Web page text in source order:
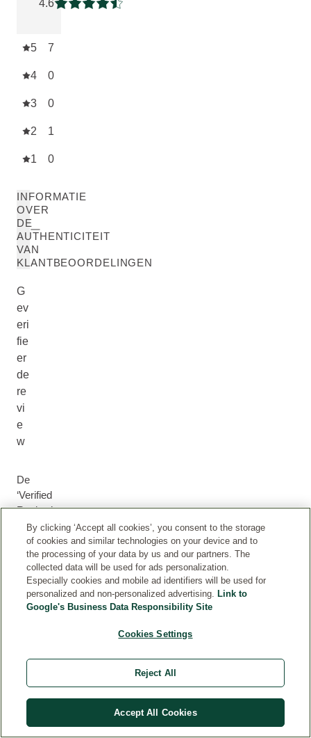
4.6
Beoordeling: 4.625 van 5
5 7
4 0
3 0
2 1
1 0
INFORMATIE
OVER
DE
AUTHENTICITEIT
VAN
KLANTBEOORDELINGEN
G
ev
eri
fie
er
de
re
vi
e
w
De
‘Verified
Review’-
badge
zorgt
ervoor
dat
de
recensie
een
product
By clicking ‘Accept all cookies’, you consent to the storage
of cookies and similar technologies on your device and to
the processing of your data by us and our partners. The
collected data will be used for ads personalization.
Especially cookies and mobile ad identifiers will be used for
personalized and non-personalized advertising. Link to
Google's Business Data Responsibility Site
Cookies Settings
Reject All
Accept All Cookies